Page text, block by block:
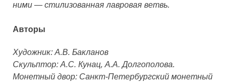
ними — стилизованная лавровая ветвь.
Авторы
Художник:А.В. Бакланов
Скульптор:А.С. Кунац, А.А. Долгополова.
Монетный двор: Санкт-Петербургский монетный